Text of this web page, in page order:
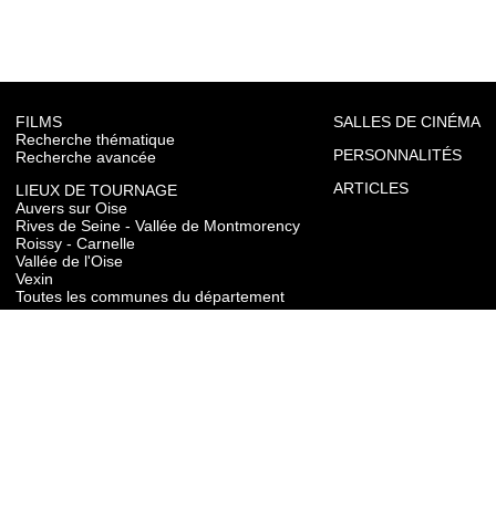
FILMS
Recherche thématique
Recherche avancée
LIEUX DE TOURNAGE
Auvers sur Oise
Rives de Seine - Vallée de Montmorency
Roissy - Carnelle
Vallée de l'Oise
Vexin
Toutes les communes du département
SALLES DE CINÉMA
PERSONNALITÉS
ARTICLES